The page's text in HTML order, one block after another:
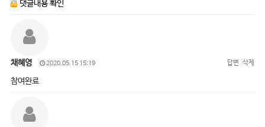
댓글내용 확인
채혜영 2020.05.15 15:19 답변 삭제
참여완료